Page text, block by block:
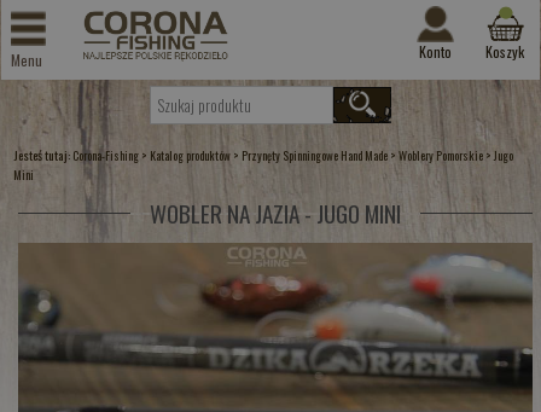
Menu Konto Koszyk
Jesteś tutaj: Corona-Fishing > Katalog produktów > Przynęty Spinningowe Hand Made >Woblery Pomorskie > Jugo
Mini
WOBLER NA JAZIA - JUGO MINI